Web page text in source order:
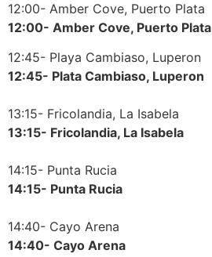
12:00- Amber Cove, Puerto Plata
12:00- Amber Cove, Puerto Plata
12:45- Playa Cambiaso, Luperon
12:45- Plata Cambiaso, Luperon
13:15- Fricolandia, La Isabela
13:15- Fricolandia, La Isabela
14:15- Punta Rucia
14:15- Punta Rucia
14:40- Cayo Arena
14:40- Cayo Arena